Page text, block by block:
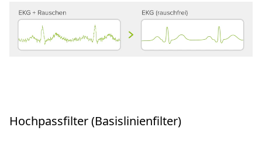
Hochpassfilter (Basislinienfilter)